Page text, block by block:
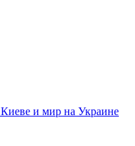
и мир на Украине